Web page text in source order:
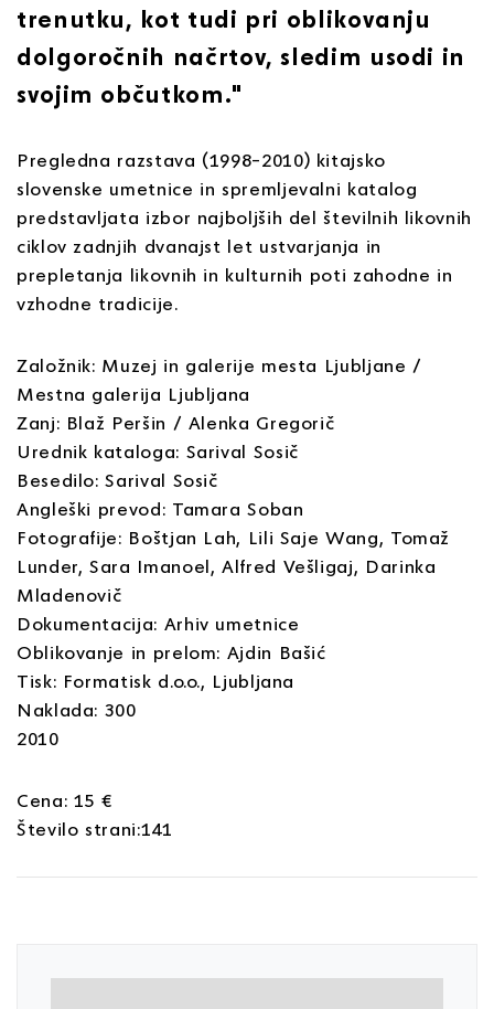
trenutku, kot tudi pri oblikovanju
dolgoročnih načrtov, sledim usodi in
svojim občutkom."
Pregledna razstava (1998–2010) kitajsko
slovenske umetnice in spremljevalni katalog
predstavljata izbor najboljših del številnih likovnih
ciklov zadnjih dvanajst let ustvarjanja in
prepletanja likovnih in kulturnih poti zahodne in
vzhodne tradicije.
Založnik: Muzej in galerije mesta Ljubljane /
Mestna galerija Ljubljana
Zanj: Blaž Peršin / Alenka Gregorič
Urednik kataloga: Sarival Sosič
Besedilo: Sarival Sosič
Angleški prevod: Tamara Soban
Fotografije: Boštjan Lah, Lili Saje Wang, Tomaž
Lunder, Sara Imanoel, Alfred Vešligaj, Darinka
Mladenovič
Dokumentacija: Arhiv umetnice
Oblikovanje in prelom: Ajdin Bašić
Tisk: Formatisk d.o.o., Ljubljana
Naklada: 300
2010
Cena: 15 €
Število strani:141